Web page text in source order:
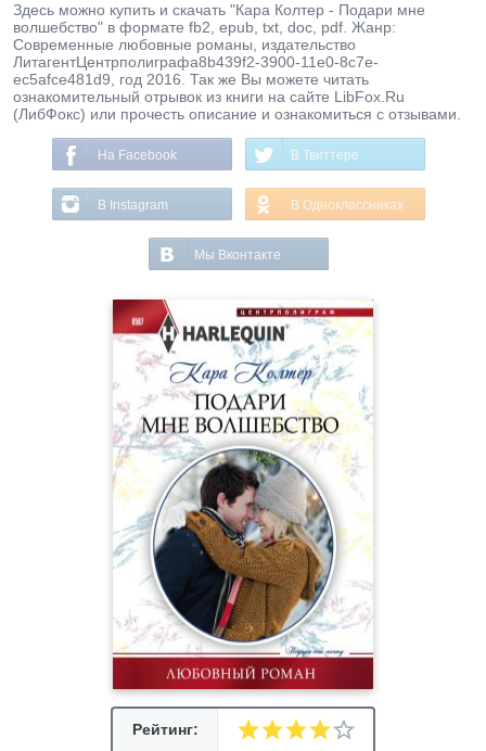
Здесь можно купить и скачать "Кара Колтер - Подари мне
волшебство" в формате fb2, epub, txt, doc, pdf. Жанр:
Современные любовные романы, издательство
ЛитагентЦентрполиграфa8b439f2-3900-11e0-8c7e-
ec5afce481d9, год 2016. Так же Вы можете читать
ознакомительный отрывок из книги на сайте LibFox.Ru
(ЛибФокс) или прочесть описание и ознакомиться с отзывами.
На Facebook В Твиттере
В Instagram В Одноклассниках
Мы Вконтакте
Рейтинг: